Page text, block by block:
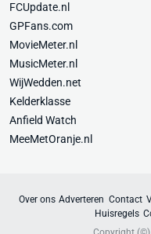
FCUpdate.nl
GPFans.com
MovieMeter.nl
MusicMeter.nl
WijWedden.net
Kelderklasse
Anfield Watch
MeeMetOranje.nl
Over ons Adverteren Contact
Huisregels